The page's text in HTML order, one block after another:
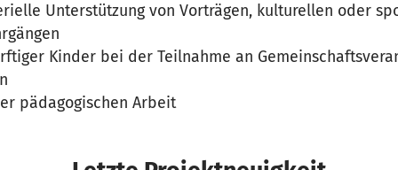
Unterstützung von Vorträgen, kulturellen oder
Kinder bei der Teilnahme an
pädagogischen Arbeit